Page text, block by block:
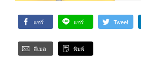
แชร์ แชร์ Tweet
อีเมล พิมพ์